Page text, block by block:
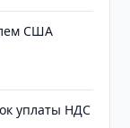
США
уплаты НДС